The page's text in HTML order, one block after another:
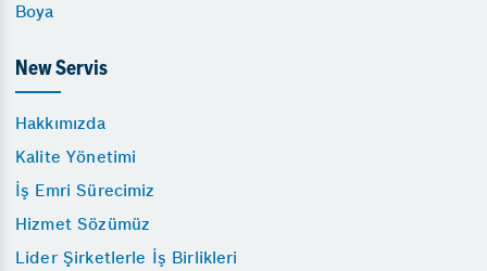
Boya
New Servis
Hakkımızda
Kalite Yönetimi
İş Emri Sürecimiz
Hizmet Sözümüz
Lider Şirketlerle İş Birlikleri